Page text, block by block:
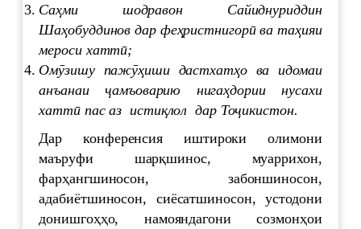
Саҳми шодравон Сайиднуриддин
Шаҳобуддинов дар феҳристнигорӣ ва таҳияи
мероси хаттӣ;
Омӯзишу пажӯҳиши дастхатҳо ва идомаи
анъанаи ҷамъоварию нигаҳдории нусахи
хаттӣ пас аз истиқлол дар Тоҷикистон.
Дар конференсия иштироки олимони
маъруфи шарқшинос, муаррихон,
фарҳангшиносон, забоншиносон,
адабиётшиносон, сиёсатшиносон, устодони
донишгоҳҳо, намояндагони созмонҳои